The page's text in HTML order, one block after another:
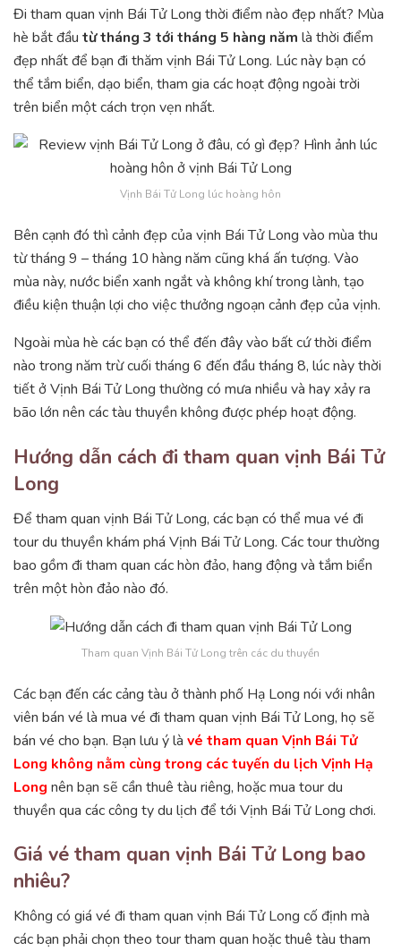
Đi tham quan vịnh Bái Tử Long thời điểm nào đẹp nhất? Mùa
hè bắt đầu từ tháng 3 tới tháng 5 hàng năm là thời điểm
đẹp nhất để bạn đi thăm vịnh Bái Tử Long. Lúc này bạn có
thể tắm biển, dạo biển, tham gia các hoạt động ngoài trời
trên biển một cách trọn vẹn nhất.
Vịnh Bái Tử Long lúc hoàng hôn
Bên cạnh đó thì cảnh đẹp của vịnh Bái Tử Long vào mùa thu
từ tháng 9 – tháng 10 hàng năm cũng khá ấn tượng. Vào
mùa này, nước biển xanh ngắt và không khí trong lành, tạo
điều kiện thuận lợi cho việc thưởng ngoạn cảnh đẹp của vịnh.
Ngoài mùa hè các bạn có thể đến đây vào bất cứ thời điểm
nào trong năm trừ cuối tháng 6 đến đầu tháng 8, lúc này thời
tiết ở Vịnh Bái Tử Long thường có mưa nhiều và hay xảy ra
bão lớn nên các tàu thuyền không được phép hoạt động.
Hướng dẫn cách đi tham quan vịnh Bái Tử
Long
Để tham quan vịnh Bái Tử Long, các bạn có thể mua vé đi
tour du thuyền khám phá Vịnh Bái Tử Long. Các tour thường
bao gồm đi tham quan các hòn đảo, hang động và tắm biển
trên một hòn đảo nào đó.
Tham quan Vịnh Bái Tử Long trên các du thuyền
Các bạn đến các cảng tàu ở thành phố Hạ Long nói với nhân
viên bán vé là mua vé đi tham quan vịnh Bái Tử Long, họ sẽ
bán vé cho bạn. Bạn lưu ý là vé tham quan Vịnh Bái Tử
Long không nằm cùng trong các tuyến du lịch Vịnh Hạ
Long nên bạn sẽ cần thuê tàu riêng, hoặc mua tour du
thuyền qua các công ty du lịch để tới Vịnh Bái Tử Long chơi.
Giá vé tham quan vịnh Bái Tử Long bao
nhiêu?
Không có giá vé đi tham quan vịnh Bái Tử Long cố định mà
các bạn phải chọn theo tour tham quan hoặc thuê tàu tham